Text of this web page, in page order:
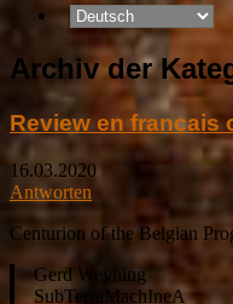
Archiv der
Review en francais
16.03.2020
Antworten
Centurion of the Belgian
Gerd Weyhing
SubTerraMachIneA